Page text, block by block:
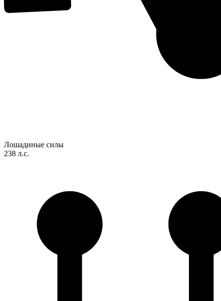
Лошадиные силы
238 л.с.